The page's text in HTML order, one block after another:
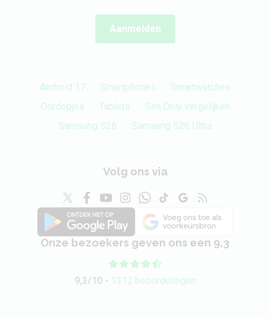
Aanmelden
Android 17 Smartphones
Smartwatches
Oordopjes
Tablets
Sim Only vergelijken
Samsung S26
Samsung S26 Ultra
Volg ons via
Onze bezoekers geven ons een 9,3
9,3/10 - 1312 beoordelingen